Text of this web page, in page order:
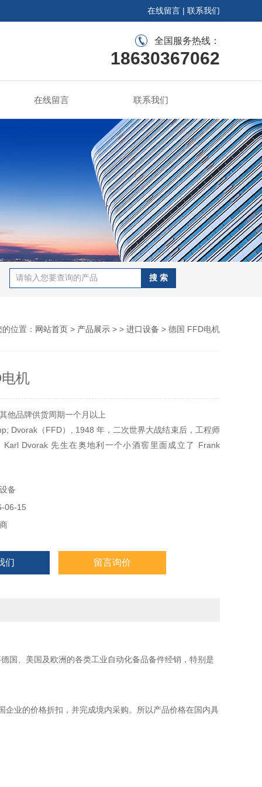
在线留言 | 联系我们
全国服务热线：
18630367062
在线留言 联系我们
的位置： 网站首页 > 产品展示 > > 进口设备 > 德国 FFD电机
机
他品牌供货周期一个月以上
Dvorak（FFD）, 1948 年，二次世界大战结束后，工程师
Karl Dvorak 先生在奥地利一个小酒窖里面成立了 Frank
备
06-15
们 留言询价
国、美国及欧洲的各类工业自动化备品备件经销，特别是
的价格折扣，并完成境内采购。所以产品价格在国内具